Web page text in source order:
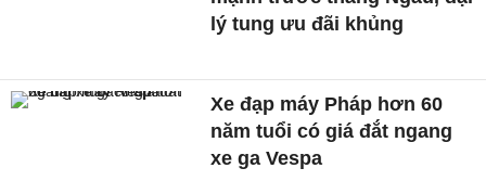
lý tung ưu đãi khủng
Xe đạp máy Pháp hơn 60
năm tuổi có giá đắt ngang
xe ga Vespa